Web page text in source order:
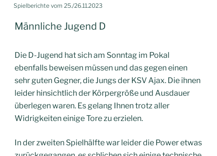
AM
Spielberichte vom 25./26.11.2023
Männliche Jugend D
Die D-Jugend hat sich am Sonntag im Pokal
ebenfalls beweisen müssen und das gegen einen
sehr guten Gegner, die Jungs der KSV Ajax. Die ihnen
leider hinsichtlich der Körpergröße und Ausdauer
überlegen waren. Es gelang Ihnen trotz aller
Widrigkeiten einige Tore zu erzielen.
In der zweiten Spielhälfte war leider die Power etwas